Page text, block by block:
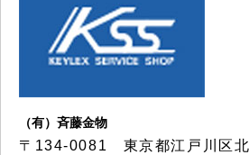
（有）斉藤金物
〒134-0081 東京都江戸川区